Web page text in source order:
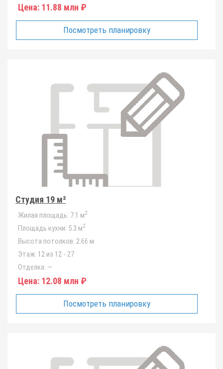
Цена: 11.88 млн ₽
Посмотреть планировку
Студия 19 м²
Жилая площадь: 7.1 м2
Площадь кухни: 5.3 м2
Высота потолков: 2.66 м
Этаж: 12 из 12 - 27
Отделка: —
Цена: 12.08 млн ₽
Посмотреть планировку